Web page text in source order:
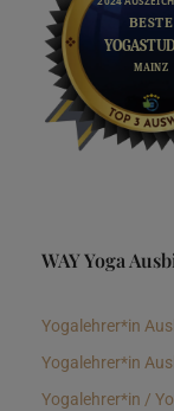
WAY Yoga
Yogalehrer*in
Yogalehrer*in
Yogalehrer*in /